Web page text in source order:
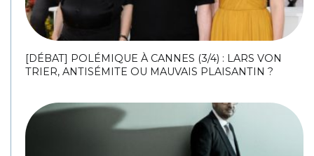
[DÉBAT] POLÉMIQUE À CANNES (3/4) : LARS VON
TRIER, ANTISÉMITE OU MAUVAIS PLAISANTIN ?